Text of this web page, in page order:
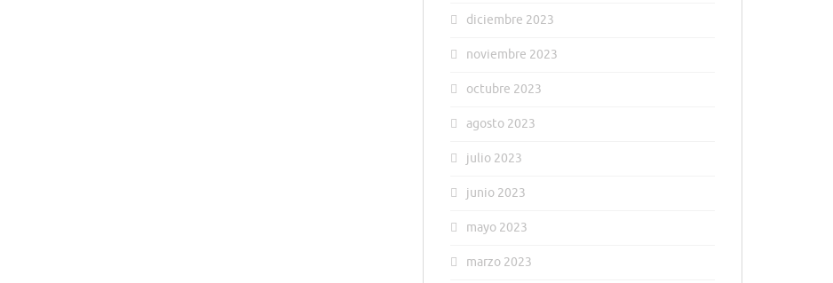
diciembre 2023
noviembre 2023
octubre 2023
agosto 2023
julio 2023
junio 2023
mayo 2023
marzo 2023